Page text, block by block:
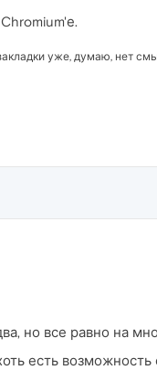
уже, думаю, нет
но все равно на
есть